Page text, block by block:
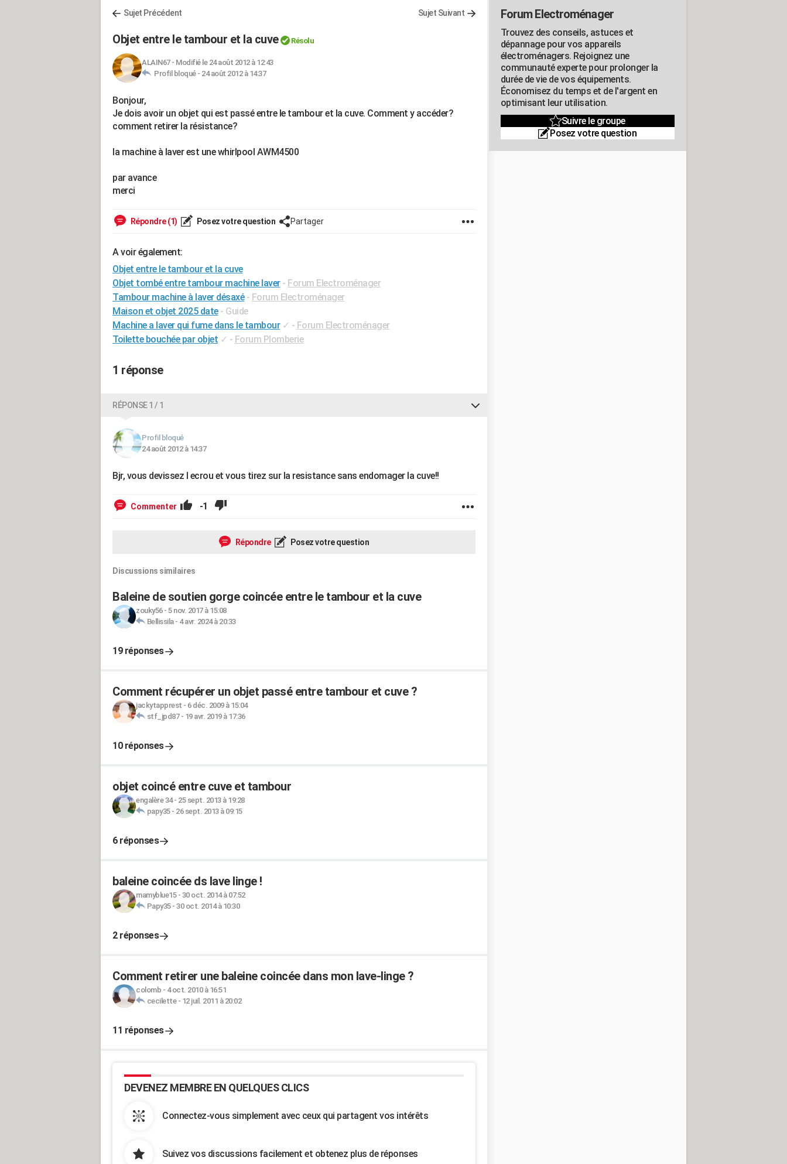
Sujet Précédent Sujet Suivant
Objet entre le tambour et la cuve Résolu
ALAIN67- Modifié le 24 août 2012 à 12:43
Profil bloqué - 24 août 2012 à 14:37
Bonjour,
Je dois avoir un objet qui est passé entre le tambour et la cuve. Comment y accéder?
comment retirer la résistance?
la machine à laver est une whirlpool AWM4500
par avance
merci
Répondre (1) Posez votre question Partager
A voir également:
Objet entre le tambour et la cuve
Objet tombé entre tambour machine laver - Forum Electroménager
Tambour machine à laver désaxé - Forum Electroménager
Maison et objet 2025 date - Guide
Machine a laver qui fume dans le tambour ✓ - Forum Electroménager
Toilette bouchée par objet ✓ - Forum Plomberie
1 réponse
RÉPONSE 1 / 1
Profil bloqué
24 août 2012 à 14:37
Bjr, vous devissez l ecrou et vous tirez sur la resistance sans endomager la cuve!!
Commenter -1
Répondre Posez votre question
Discussions similaires
Baleine de soutien gorge coincée entre le tambour et la cuve
zouky56- 5 nov. 2017 à 15:08
Bellissila- 4 avr. 2024 à 20:33
19 réponses
Comment récupérer un objet passé entre tambour et cuve ?
jackytapprest - 6 déc. 2009 à 15:04
stf_jpd87- 19 avr. 2019 à 17:36
10 réponses
objet coincé entre cuve et tambour
engalère 34- 25 sept. 2013 à 19:28
papy35- 26 sept. 2013 à 09:15
6 réponses
baleine coincée ds lave linge !
mamyblue15- 30 oct. 2014 à 07:52
Papy35- 30 oct. 2014 à 10:30
2 réponses
Comment retirer une baleine coincée dans mon lave-linge ?
colomb - 4 oct. 2010 à 16:51
cecilette- 12 juil. 2011 à 20:02
11 réponses
DEVENEZ MEMBRE EN QUELQUES CLICS
Connectez-vous simplement avec ceux qui partagent vos intérêts
Suivez vos discussions facilement et obtenez plus de réponses
Forum Electroménager
Trouvez des conseils, astuces et
dépannage pour vos appareils
électroménagers. Rejoignez une
communauté experte pour prolonger la
durée de vie de vos équipements.
Économisez du temps et de l'argent en
optimisant leur utilisation.
Suivre le groupe
Posez votre question